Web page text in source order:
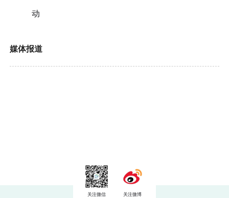
动
媒体报道
关注微信 关注微博